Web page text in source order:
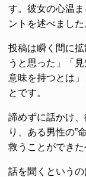
す。彼女の心温
ントを述べました
投稿は瞬く間に
うと思った」「
意味を持つとは
とです。
諦めずに話かけ
り、ある男性の”
救うことができた
話を聞くという